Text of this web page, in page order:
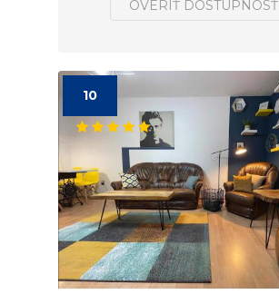
OVERIŤ DOSTUPNOSŤ
10